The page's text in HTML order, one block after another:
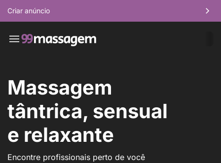
Criar anúncio
Massagem
tântrica, sensual
e relaxante
Encontre profissionais perto de você